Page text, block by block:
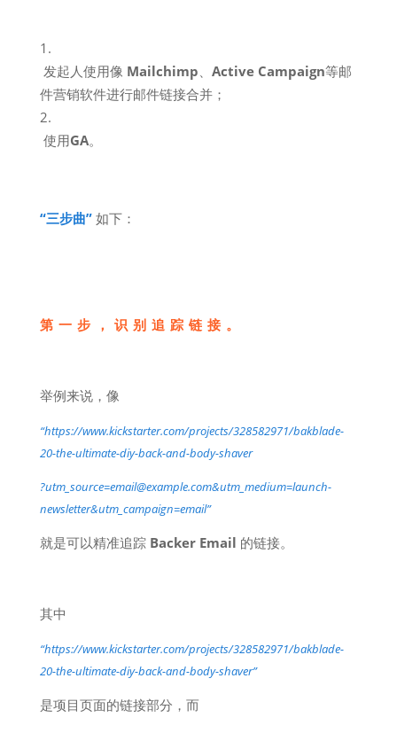
发起人使用像 Mailchimp、 Active Campaign等邮
件营销软件进行邮件链接合并；
使用GA。
“三步曲” 如下：
第一步，识别追踪链接。
举例来说，像
“https://www.kickstarter.com/projects/328582971/bakblade-
20-the-ultimate-diy-back-and-body-shaver
?utm_source=email@example.com&utm_medium=launch-
newsletter&utm_campaign=email”
就是可以精准追踪 Backer Email 的链接。
其中
“https://www.kickstarter.com/projects/328582971/bakblade-
20-the-ultimate-diy-back-and-body-shaver”
是项目页面的链接部分，而